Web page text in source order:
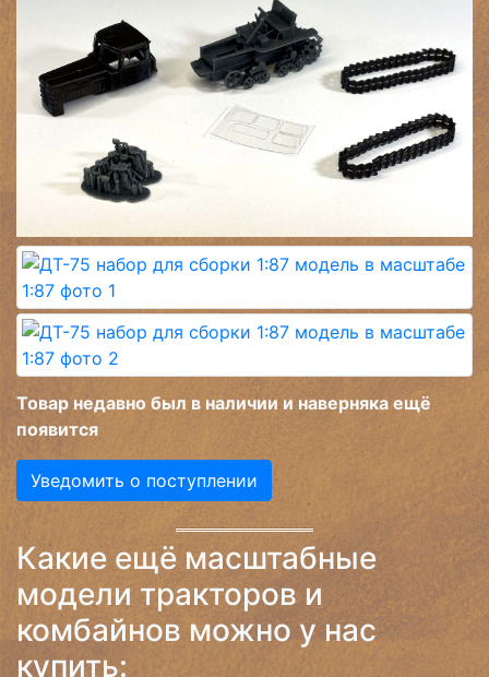
Товар недавно был в наличии и наверняка ещё
появится
Уведомить о поступлении
Какие ещё масштабные
модели тракторов и
комбайнов можно у нас
купить: